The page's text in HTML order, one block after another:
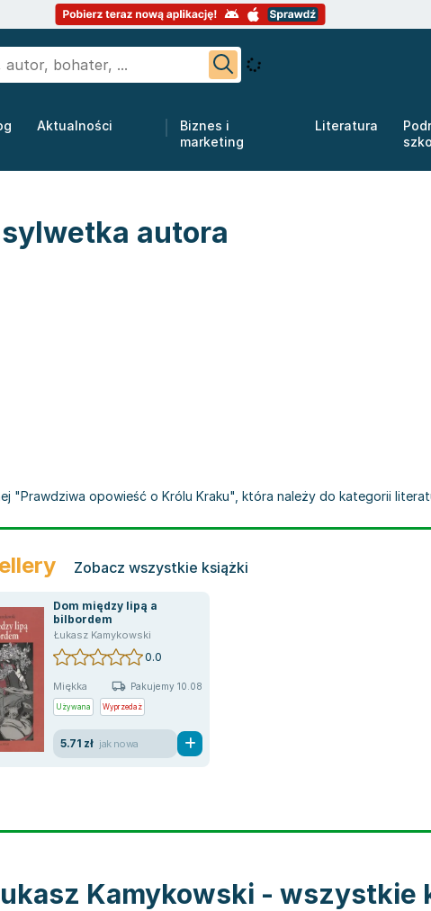
Aktualności
Biznes i
marketing
Literatura
autora
"Prawdziwa opowieść o Królu Kraku", która należy do kategorii
Zobacz wszystkie książki
Dom między lipą a
bilbordem
Łukasz Kamykowski
0.0
Miękka Pakujemy 10.08
Używana Wyprzedaż
5.71 zł jak nowa
Kamykowski - wszystkie